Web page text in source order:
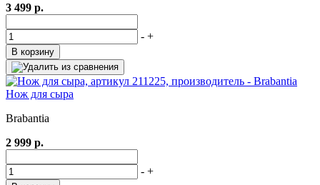
3 499 р.
- +
В корзину
Нож для сыра
Brabantia
2 999 р.
- +